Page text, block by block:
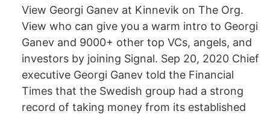
View Georgi Ganev at Kinnevik on The Org.
View who can give you a warm intro to Georgi
Ganev and 9000+ other top VCs, angels, and
investors by joining Signal. Sep 20, 2020 Chief
executive Georgi Ganev told the Financial
Times that the Swedish group had a strong
record of taking money from its established